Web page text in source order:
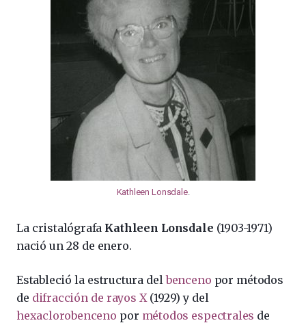
Kathleen Lonsdale.
La cristalógrafa Kathleen Lonsdale (1903-1971)
nació un 28 de enero.
Estableció la estructura delbenceno por métodos
de difracción de rayos X(1929) y del
hexaclorobenceno por métodos espectrales de